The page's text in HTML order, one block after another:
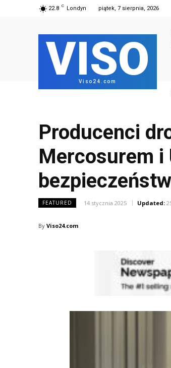
22.8 C Londyn piątek, 7 sierpnia, 2026
VISO
Viso24.com
Producenci
Mercosurem i
FEATURED 14 stycznia 2025 Updated:
By Viso24.com